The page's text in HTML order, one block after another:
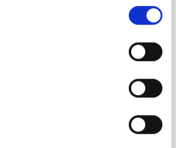
we're always